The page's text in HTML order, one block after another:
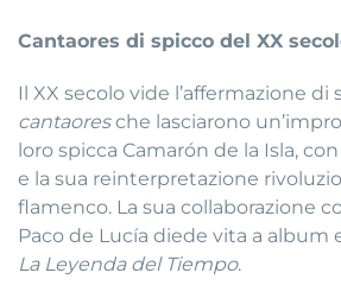
Cantaores di spicco del XX
Il XX secolo vide l’affermazione di
cantaoresche lasciarono
loro spicca Camarón de la Isla,
e la sua reinterpretazione
flamenco. La sua collaborazione
Paco de Lucía diede vita a
La Leyenda del Tiempo.